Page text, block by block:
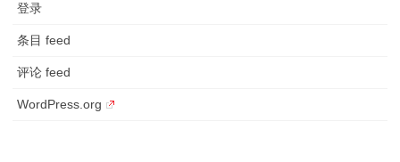
登录
条目 feed
评论 feed
WordPress.org